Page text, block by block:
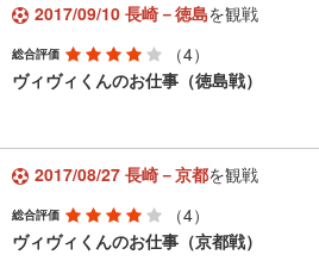
2017/09/10 長崎－徳島を観戦
総合評価
（4）
ヴィヴィくんのお仕事（徳島戦）
2017/08/27 長崎－京都を観戦
総合評価
（4）
ヴィヴィくんのお仕事（京都戦）